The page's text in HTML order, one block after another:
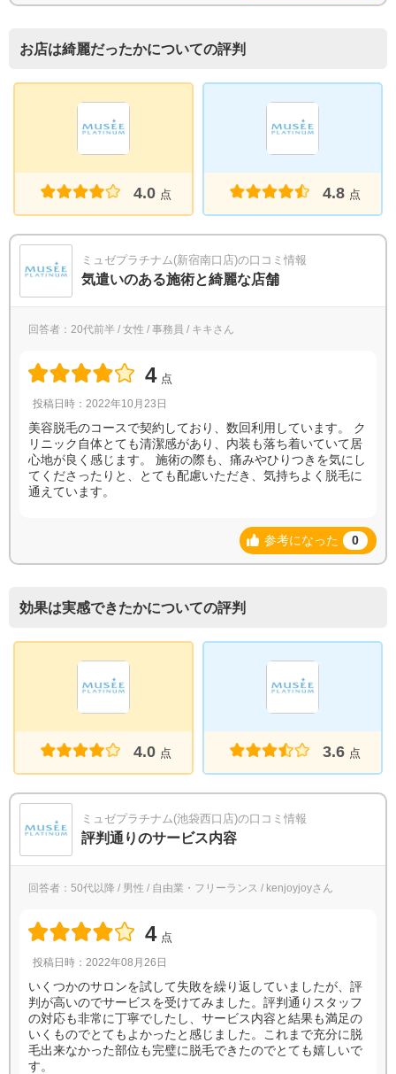
お店は綺麗だったかについての評判
4.0 点 4.8 点
ミュゼプラチナム(新宿南口店)の口コミ情報
気遣いのある施術と綺麗な店舗
回答者：20代前半 / 女性 / 事務員 / キキさん
4 点
投稿日時：2022年10月23日
美容脱毛のコースで契約しており、数回利用しています。 ク
リニック自体とても清潔感があり、内装も落ち着いていて居
心地が良く感じます。 施術の際も、痛みやひりつきを気にし
てくださったりと、とても配慮いただき、気持ちよく脱毛に
通えています。
参考になった 0
効果は実感できたかについての評判
4.0 点 3.6 点
ミュゼプラチナム(池袋西口店)の口コミ情報
評判通りのサービス内容
回答者：50代以降 / 男性 / 自由業・フリーランス / kenjoyjoyさん
4 点
投稿日時：2022年08月26日
いくつかのサロンを試して失敗を繰り返していましたが、評
判が高いのでサービスを受けてみました。評判通りスタッフ
の対応も非常に丁寧でしたし、サービス内容と結果も満足の
いくものでとてもよかったと感じました。これまで充分に脱
毛出来なかった部位も完璧に脱毛できたのでとても嬉しいで
す。